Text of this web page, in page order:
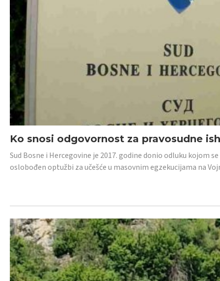
Ko snosi odgovornost za pravosudne
Sud Bosne i Hercegovine je 2017. godine donio odluku kojom
oslobođen optužbi za učešće u masovnim egzekucijama na